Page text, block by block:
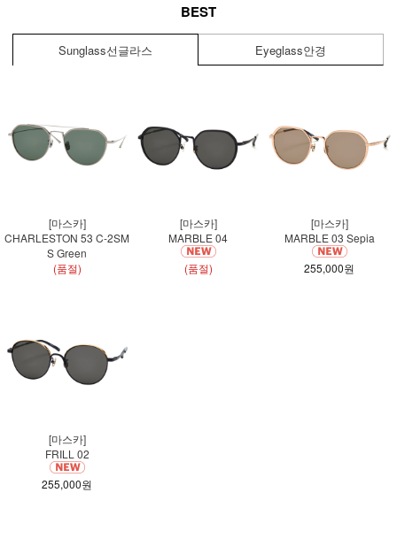
BEST
Sunglass선글라스 Eyeglass안경
[마스카]
CHARLESTON 53 C-2SM
S Green
(품절)
[마스카]
MARBLE 04
(품절)
[마스카]
MARBLE 03 Sepia
255,000원
[마스카]
FRILL 02
255,000원